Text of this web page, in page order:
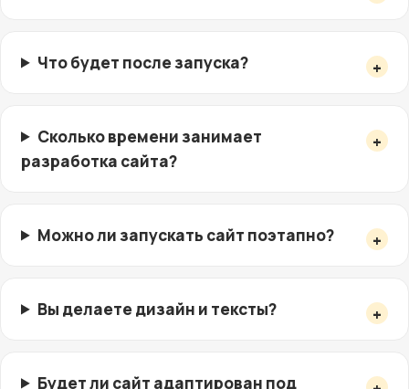
Что будет после запуска?
Сколько времени занимает
разработка сайта?
Можно ли запускать сайт поэтапно?
Вы делаете дизайн и тексты?
Будет ли сайт адаптирован под